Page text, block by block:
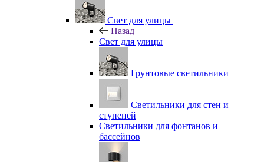
Свет для улицы
Назад
Свет для улицы
Грунтовые светильники
Светильники для стен и
ступеней
Светильники для фонтанов и
бассейнов